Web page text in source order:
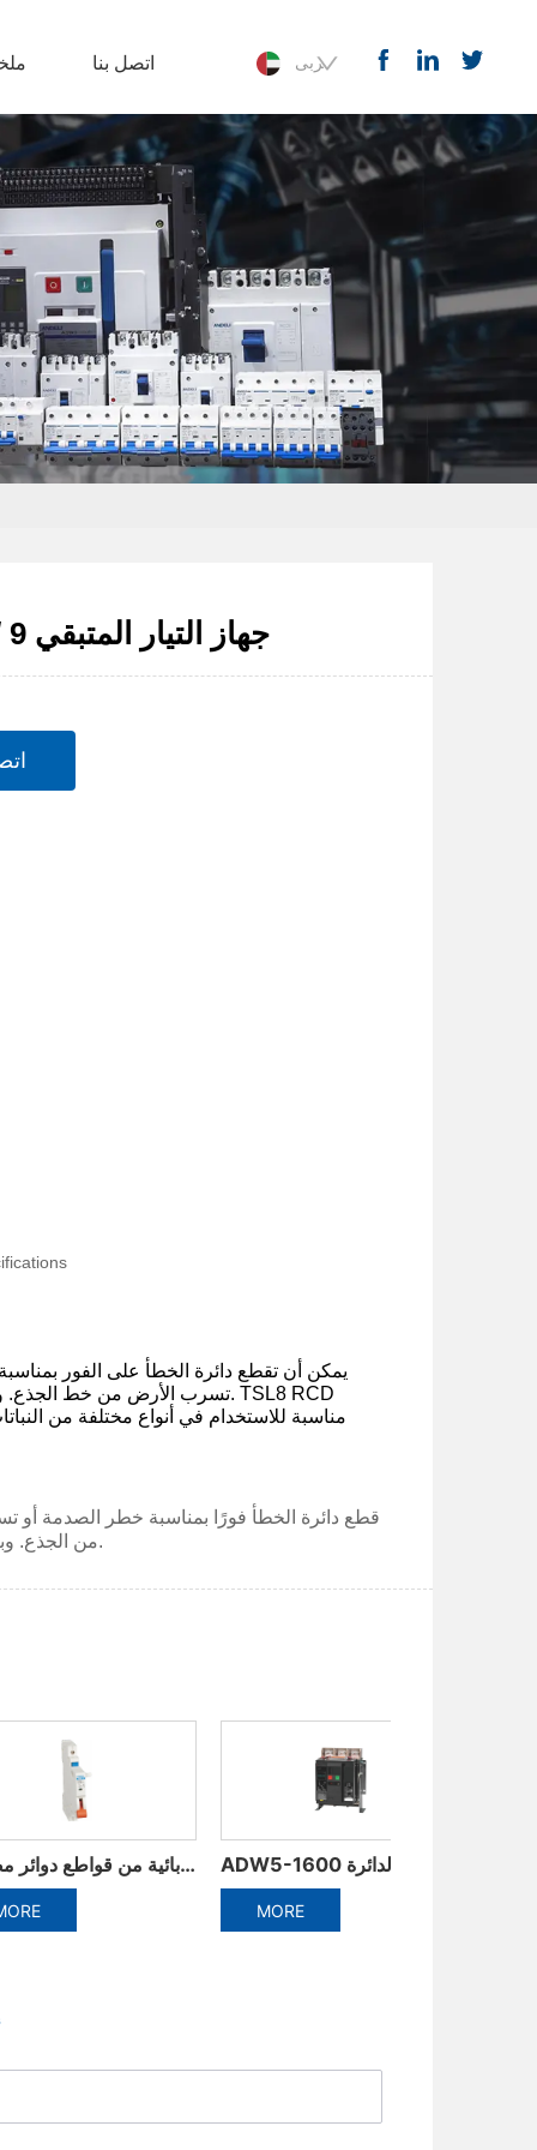
اتصل بنا عربى
DZL8 / 9 جهاز التيار المتبقي
ADW5-1600 البلاستيك الإطار المتكاملة قاطع الدائرة ADW3-1600 ذكي قواطع دوائر عالمية